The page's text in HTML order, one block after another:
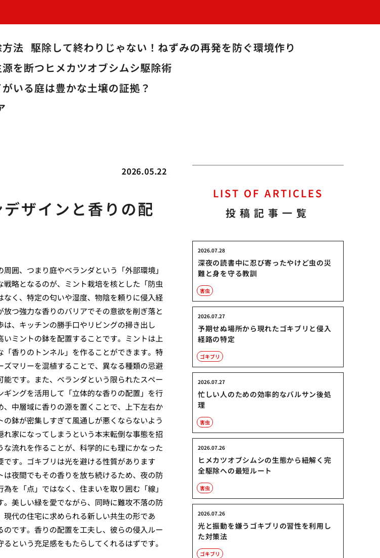
法 駆除して終わりじゃない！ねずみの再発を防ぐ環境作り
を断つヒメカツオブシムシ駆除術
いる庭は豊かな土壌の証拠？
2026.05.22
ザインと香りの配
囲、つまり庭やベランダという「外部環境」
略となるのが、ミント栽培を核とした「防虫
く、特定の匂いや湿度、物陰を頼りに侵入経
つ強力な香りのバリアでその意欲を削ぎ落と
、キッチンの勝手口やリビングの掃き出し
ミントの鉢を配置することです。ミントは上
香りのトンネル」を作ることができます。特
マリーを混植することで、異なる種類の忌避
です。また、ベランダという限られたスペー
ングを活用して「立体的な香りの配置」を行
中層域に香りの源を置くことで、上下左右か
鉢が密集しすぎて風通しが悪くならないよう
家になってしまうという本末転倒な事態を招
流れを作ることが、科学的にも理にかなった
す。ゴキブリは光を避ける性質があります
夜間でもその香りを放ち続けるため、夜の防
を「点」ではなく、住まいを取り囲む「線」
美しい緑を愛でながら、同時に難攻不落の防
代の住宅に求められる新しい共生の形であ
です。香りの配置を工夫し、彼らの侵入ルー
という充足感をもたらしてくれるはずです。
LIST OF ARTICLES
投稿記事一覧
深夜の読書中に忍び寄ったやけど虫の災
難と身を守る教訓
2026.07.28
害虫
予期せぬ場所から現れたゴキブリと侵入
経路の特定
2026.07.27
ゴキブリ
忙しい人のための効率的なバルサン後処
理
2026.07.27
害虫
ヒメカツオブシムシの生態から紐解く完
全駆除への最短ルート
2026.07.26
害虫
光と振動を嫌うゴキブリの習性を利用し
た対策法
2026.07.26
ゴキブリ